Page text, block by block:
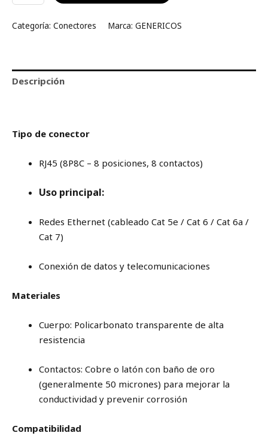
Categoría: Conectores Marca: GENERICOS
Descripción
Tipo de conector
RJ45 (8P8C – 8 posiciones, 8 contactos)
Uso principal:
Redes Ethernet (cableado Cat 5e / Cat 6 / Cat 6a /
Cat 7)
Conexión de datos y telecomunicaciones
Materiales
Cuerpo: Policarbonato transparente de alta
resistencia
Contactos: Cobre o latón con baño de oro
(generalmente 50 micrones) para mejorar la
conductividad y prevenir corrosión
Compatibilidad